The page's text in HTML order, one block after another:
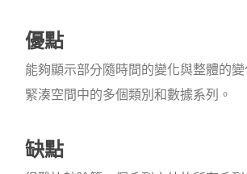
優點
能夠顯示部分隨時間的變化與整體的變
緊湊空間中的多個類別和數據系列。
缺點